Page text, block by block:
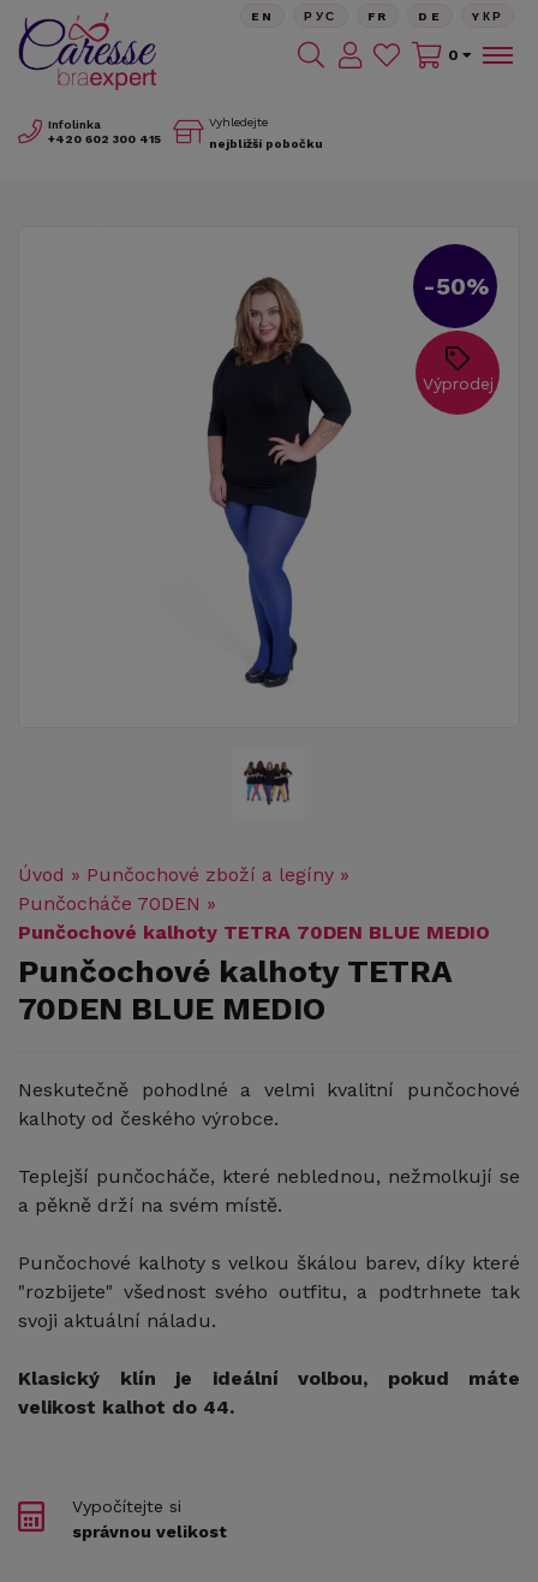
Infolinka
+420 602 300 415
Vyhledejte
nejbližší pobočku
EN РУС FR DE YКР
0
-50%
Výprodej
Úvod » Punčochové zboží a legíny »
Punčocháče 70DEN »
Punčochové kalhoty TETRA 70DEN BLUE MEDIO
Punčochové kalhoty TETRA
70DEN BLUE MEDIO
Neskutečně pohodlné a velmi kvalitní punčochové
kalhoty od českého výrobce.
Teplejší punčocháče, které neblednou, nežmolkují se
a pěkně drží na svém místě.
Punčochové kalhoty s velkou škálou barev, díky které
"rozbijete" všednost svého outfitu, a podtrhnete tak
svoji aktuální náladu.
Klasický klín je ideální volbou, pokud máte
velikost kalhot do 44.
Vypočítejte si
správnou velikost